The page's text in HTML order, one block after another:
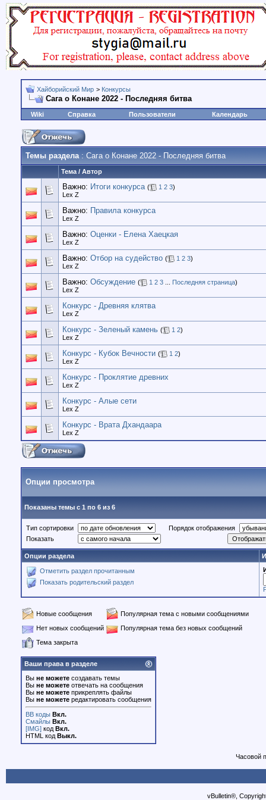
Хайборийский Мир > Конкурсы
Сага о Конане 2022 - Последняя битва
Wiki Справка Пользователи Календарь
Темы раздела: Сага о Конане 2022 - Последняя битва
Тема / Автор
Важно: Итоги конкурса ( 1 2 3)
Lex Z
Важно: Правила конкурса
Lex Z
Важно: Оценки - Елена Хаецкая
Lex Z
Важно: Отбор на судейство ( 1 2 3)
Lex Z
Важно: Обсуждение ( 1 2 3 Последняя страница)
Lex Z
Конкурс - Древняя клятва
Lex Z
Конкурс - Зеленый камень ( 1 2)
Lex Z
Конкурс - Кубок Вечности ( 1 2)
Lex Z
Конкурс - Проклятие древних
Lex Z
Конкурс - Алые сети
Lex Z
Конкурс - Врата Дхандаара
Lex Z
Опции просмотра
Показаны темы с 1 по 6 из 6
Тип сортировки
Порядок отображения
Показать
Опции раздела
Отметить раздел прочитанным
Показать родительский раздел
Новые сообщения
Популярная тема с новыми сообщениями
Нет новых сообщений
Популярная тема без новых сообщений
Тема закрыта
Ваши права в разделе
Вы не можете создавать темы
Вы не можете отвечать на сообщения
Вы не можете прикреплять файлы
Вы не можете редактировать сообщения
BB коды Вкл.
Смайлы Вкл.
[IMG] код Вкл.
HTML код Выкл.
Часовой
vBulletin®,